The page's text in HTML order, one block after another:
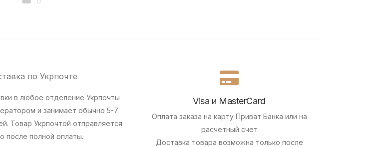
по Укрпочте
в любое отделение Укрпочты
и занимает обычно 5-7
Товар Укрпочтой отправляется
после полной оплаты.
Visa и MasterCard
Оплата заказа на карту Приват Банка или на
расчетный счет
Доставка товара возможна только после